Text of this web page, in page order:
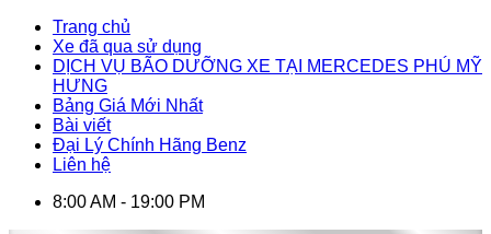
Trang chủ
Xe đã qua sử dụng
DỊCH VỤ BÃO DƯỠNG XE TẠI MERCEDES PHÚ MỸ
HƯNG
Bảng Giá Mới Nhất
Bài viết
Đại Lý Chính Hãng Benz
Liên hệ
8:00 AM - 19:00 PM